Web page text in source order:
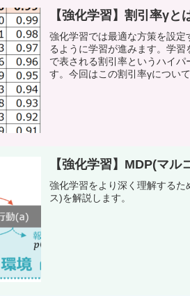
【強化学習】割引率γと
強化学習では最適な方策を設
るように学習が進みます。学
で表される割引率というハイ
す。今回はこの割引率γについ
【強化学習】MDP(マ
強化学習をより深く理解する
ス)を解説します。